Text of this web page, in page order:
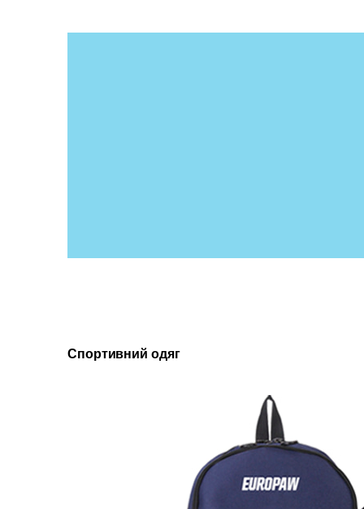
Спортивний одяг